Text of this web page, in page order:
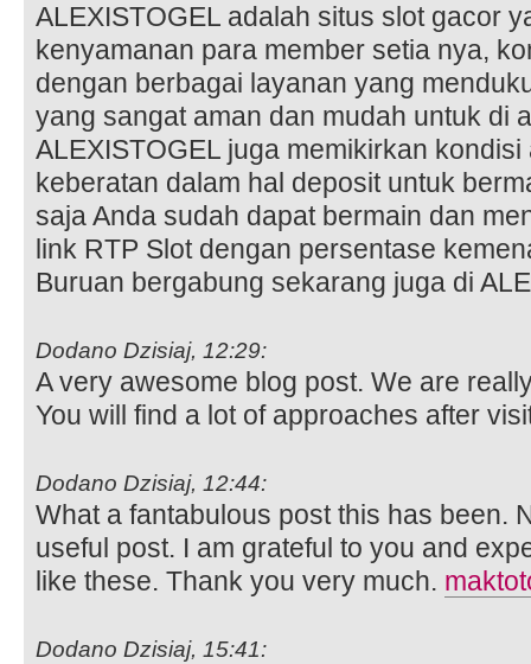
ALEXISTOGEL adalah situs slot gacor
kenyamanan para member setia nya,
dengan berbagai layanan yang
yang sangat aman dan mudah untuk di
ALEXISTOGEL juga memikirkan
keberatan dalam hal deposit untuk
saja Anda sudah dapat bermain dan
link RTP Slot dengan persentase
Buruan bergabung sekarang juga di
Dodano Dzisiaj, 12:29:
A very awesome blog post. We are
You will find a lot of approaches after
Dodano Dzisiaj, 12:44:
What a fantabulous post this has been.
useful post. I am grateful to you and
like these. Thank you very much.
Dodano Dzisiaj, 15:41: